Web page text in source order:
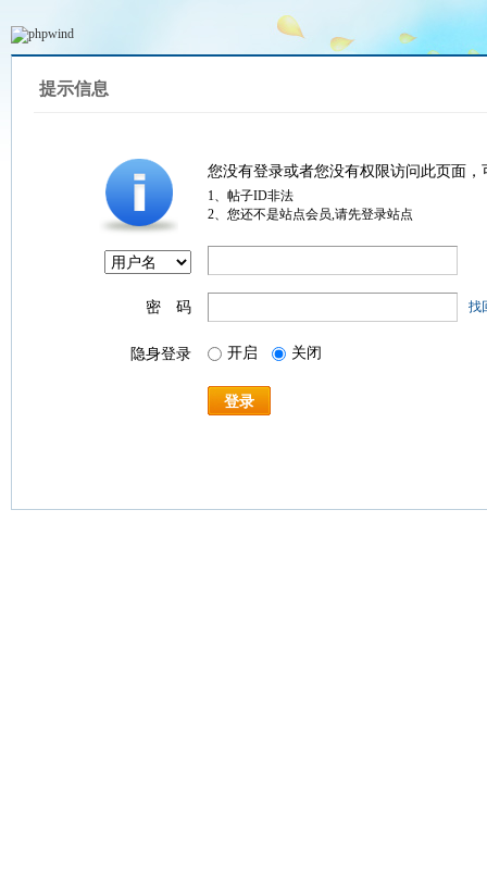
提示信息
您没有登录或者您没有权限访问此页面
1、帖子ID非法
2、您还不是站点会员,请先登录站点
密 码 找
隐身登录 开启 关闭
登录